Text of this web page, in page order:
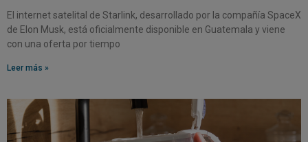
El internet satelital de Starlink, desarrollado por la compañía SpaceX
de Elon Musk, está oficialmente disponible en Guatemala y viene
con una oferta por tiempo
Leer más »